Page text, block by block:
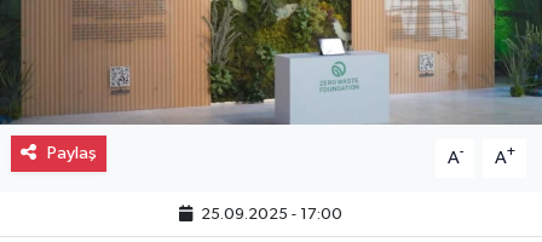
Paylaş A- A+
25.09.2025 - 17:00
Eğitim